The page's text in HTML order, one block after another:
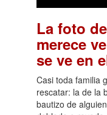
La foto
merece
se ve en
Casi toda familia
rescatar: la de la
bautizo de